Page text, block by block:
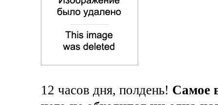
12 часов дня, полдень! Самое